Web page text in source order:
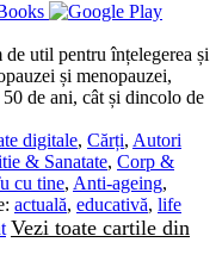
de util pentru înțelegerea și
și menopauzei,
de ani, cât și dincolo de
digitale, Cărți, Autori
& Sanatate, Corp &
cu tine, Anti-ageing,
actuală, educativă, life
Vezi toate cartile din